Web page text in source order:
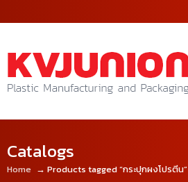
Catalogs
Home → Products tagged “กระปุกผงโปรตีน”